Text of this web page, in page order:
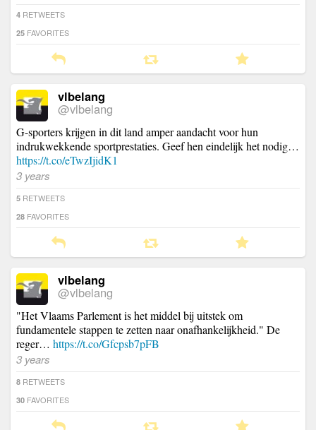
4 RETWEETS
25 FAVORITES
vlbelang
@vlbelang
G-sporters krijgen in dit land amper aandacht voor hun
indrukwekkende sportprestaties. Geef hen eindelijk het nodig…
https://t.co/eTwzIjidK1
3 years
5 RETWEETS
28 FAVORITES
vlbelang
@vlbelang
"Het Vlaams Parlement is het middel bij uitstek om
fundamentele stappen te zetten naar onafhankelijkheid." De
reger… https://t.co/Gfcpsb7pFB
3 years
8 RETWEETS
30 FAVORITES